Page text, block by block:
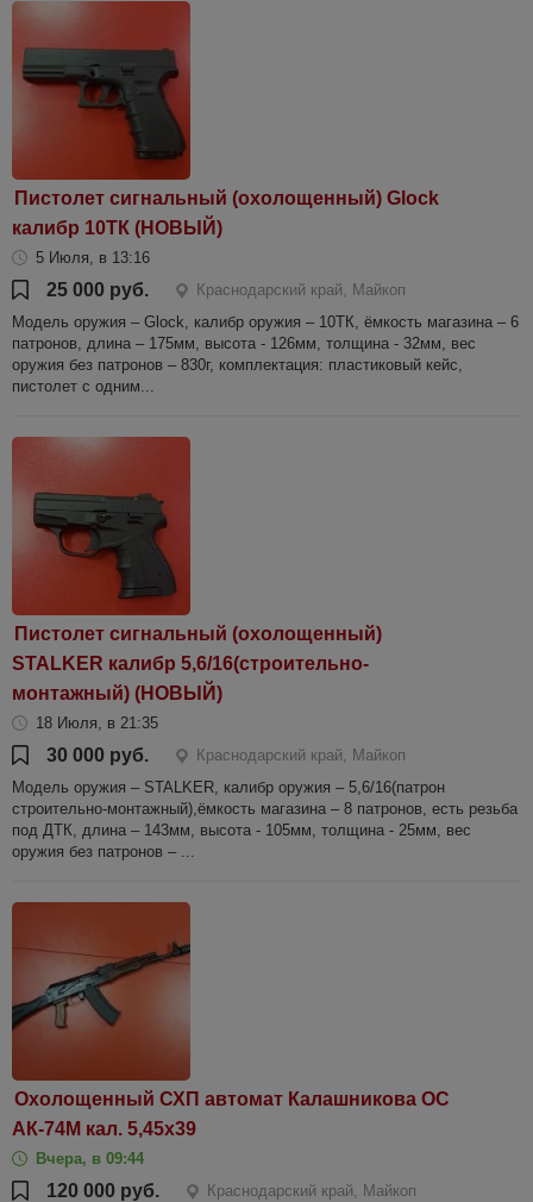
Пистолет сигнальный (охолощенный) Glock
калибр 10ТК (НОВЫЙ)
5 Июля, в 13:16
25 000 руб.
Краснодарский край, Майкоп
Модель оружия – Glock, калибр оружия – 10ТК, ёмкость магазина – 6
патронов, длина – 175мм, высота - 126мм, толщина - 32мм, вес
оружия без патронов – 830г, комплектация: пластиковый кейс,
пистолет с одним...
Пистолет сигнальный (охолощенный)
STALKER калибр 5,6/16(строительно-
монтажный) (НОВЫЙ)
18 Июля, в 21:35
30 000 руб.
Краснодарский край, Майкоп
Модель оружия – STALKER, калибр оружия – 5,6/16(патрон
строительно-монтажный),ёмкость магазина – 8 патронов, есть резьба
под ДТК, длина – 143мм, высота - 105мм, толщина - 25мм, вес
оружия без патронов – ...
Охолощенный СХП автомат Калашникова ОС
АК-74М кал. 5,45x39
Вчера, в 09:44
120 000 руб.
Краснодарский край, Майкоп